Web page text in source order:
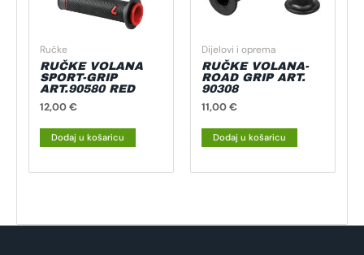
Ručke
RUČKE VOLANA
SPORT-GRIP
ART.90580 RED
12,00€
Dodaj u košaricu
Dijelovi i oprema
RUČKE VOLANA-
ROAD GRIP ART.
90308
11,00€
Dodaj u košaricu